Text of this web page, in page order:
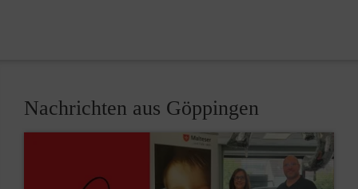
Nachrichten aus Göppingen